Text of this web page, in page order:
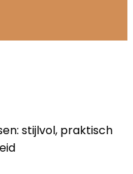
stijlvol, praktisch